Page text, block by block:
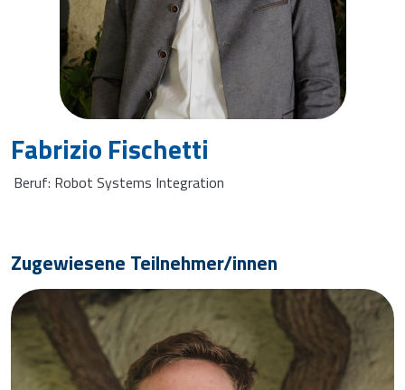
Fabrizio Fischetti
Beruf: Robot Systems Integration
Zugewiesene Teilnehmer/innen